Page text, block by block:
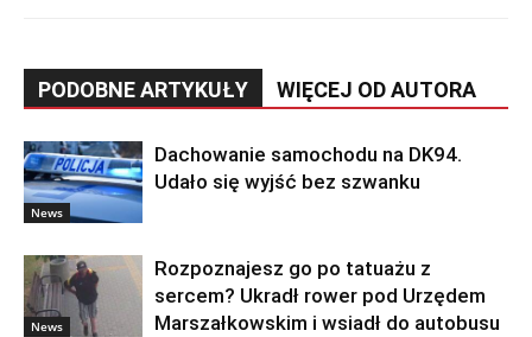
PODOBNE ARTYKUŁY WIĘCEJ OD AUTORA
News
Dachowanie samochodu na DK94.
Udało się wyjść bez szwanku
News
Rozpoznajesz go po tatuażu z
sercem? Ukradł rower pod Urzędem
Marszałkowskim i wsiadł do autobusu